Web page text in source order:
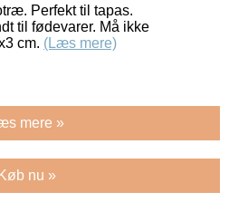
Perfekt til tapas.
til fødevarer. Må ikke
cm. (Læs mere)
mere »
Køb nu »